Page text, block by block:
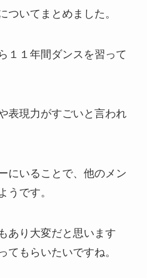
ついてまとめました。
１１年間ダンスを習って
表現力がすごいと言われ
にいることで、他のメン
うです。
あり大変だと思います
てもらいたいですね。